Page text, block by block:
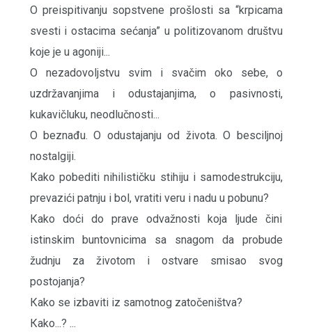
O preispitivanju sopstvene prošlosti sa “krpicama
svesti i ostacima sećanja” u politizovanom društvu
koje je u agoniji...
O nezadovoljstvu svim i svačim oko sebe, o
uzdržavanjima i odustajanjima, o pasivnosti,
kukavičluku, neodlučnosti...
O beznađu. O odustajanju od života. O besciljnoj
nostalgiji.
Кako pobediti nihilističku stihiju i samodestrukciju,
prevazići patnju i bol, vratiti veru i nadu u pobunu?
Кako doći do prave odvažnosti koja ljude čini
istinskim buntovnicima sa snagom da probude
žudnju za životom i ostvare smisao svog
postojanja?
Кako se izbaviti iz samotnog zatočeništva?
Кako...? ...